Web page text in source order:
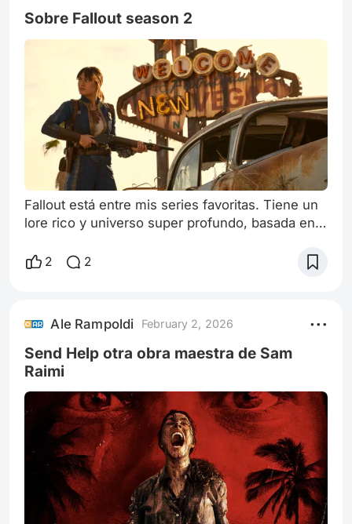
Sobre Fallout season 2
Fallout está entre mis series favoritas. Tiene un
lore rico y universo super profundo, basada en
temporada es una adaptación no algo distinta de
Howard, interpretado por Walton Goggins en un
doble papel como el Ghoul, fruto de la deform
2 2
Ale Rampoldi February 2, 2026
Send Help otra obra maestra de Sam
Raimi